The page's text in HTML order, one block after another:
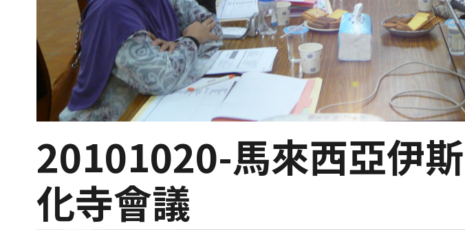
20101020-馬來西亞伊
化寺會議